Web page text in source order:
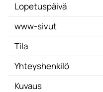
Lopetuspäivä
www-sivut
Tila
Yhteyshenkilö
Kuvaus